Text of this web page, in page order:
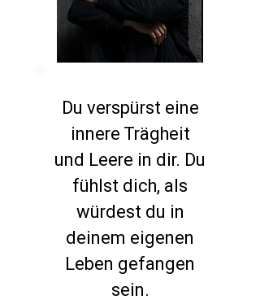
Du verspürst eine
innere Trägheit
und Leere in dir. Du
fühlst dich, als
würdest du in
deinem eigenen
Leben gefangen
sein.